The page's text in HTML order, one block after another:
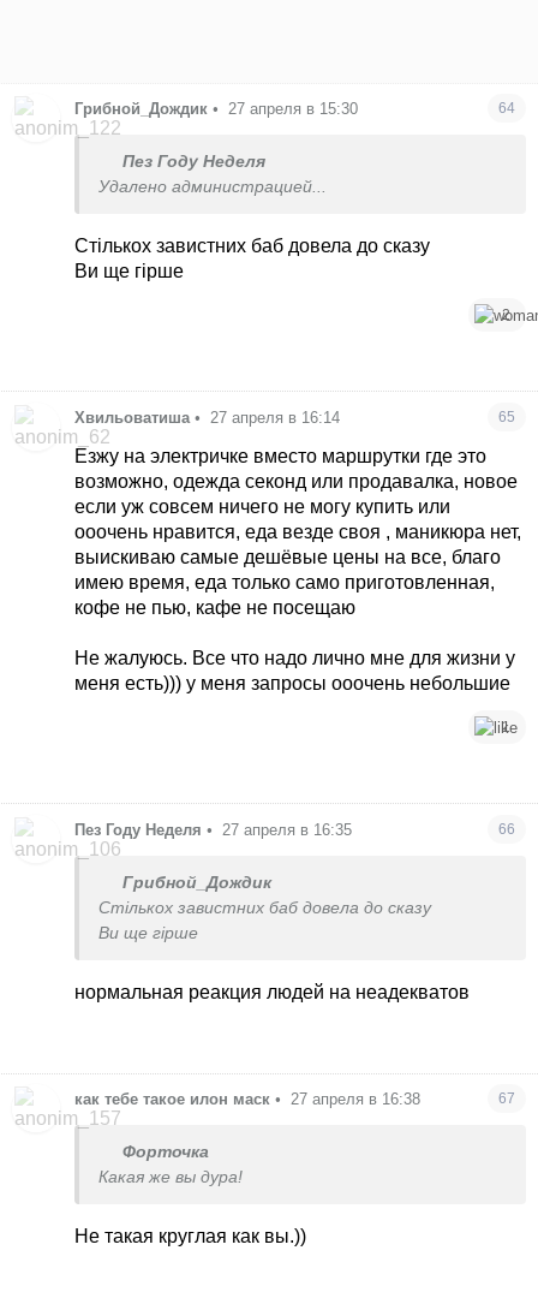
Грибной_Дождик • 27 апреля в 15:30 64
Пез Году Неделя
Удалено администрацией...
Стількох завистних баб довела до сказу
Ви ще гірше
2
Хвильоватиша • 27 апреля в 16:14 65
Езжу на электричке вместо маршрутки где это
возможно, одежда секонд или продавалка, новое
если уж совсем ничего не могу купить или
ооочень нравится, еда везде своя , маникюра нет,
выискиваю самые дешёвые цены на все, благо
имею время, еда только само приготовленная,
кофе не пью, кафе не посещаю
Не жалуюсь. Все что надо лично мне для жизни у
меня есть))) у меня запросы ооочень небольшие
1
Пез Году Неделя • 27 апреля в 16:35 66
Грибной_Дождик
Стількох завистних баб довела до сказу
Ви ще гірше
нормальная реакция людей на неадекватов
как тебе такое илон маск • 27 апреля в 16:38 67
Форточка
Какая же вы дура!
Не такая круглая как вы.))